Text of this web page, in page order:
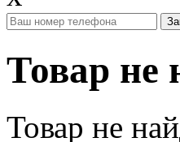
Товар не
Товар не